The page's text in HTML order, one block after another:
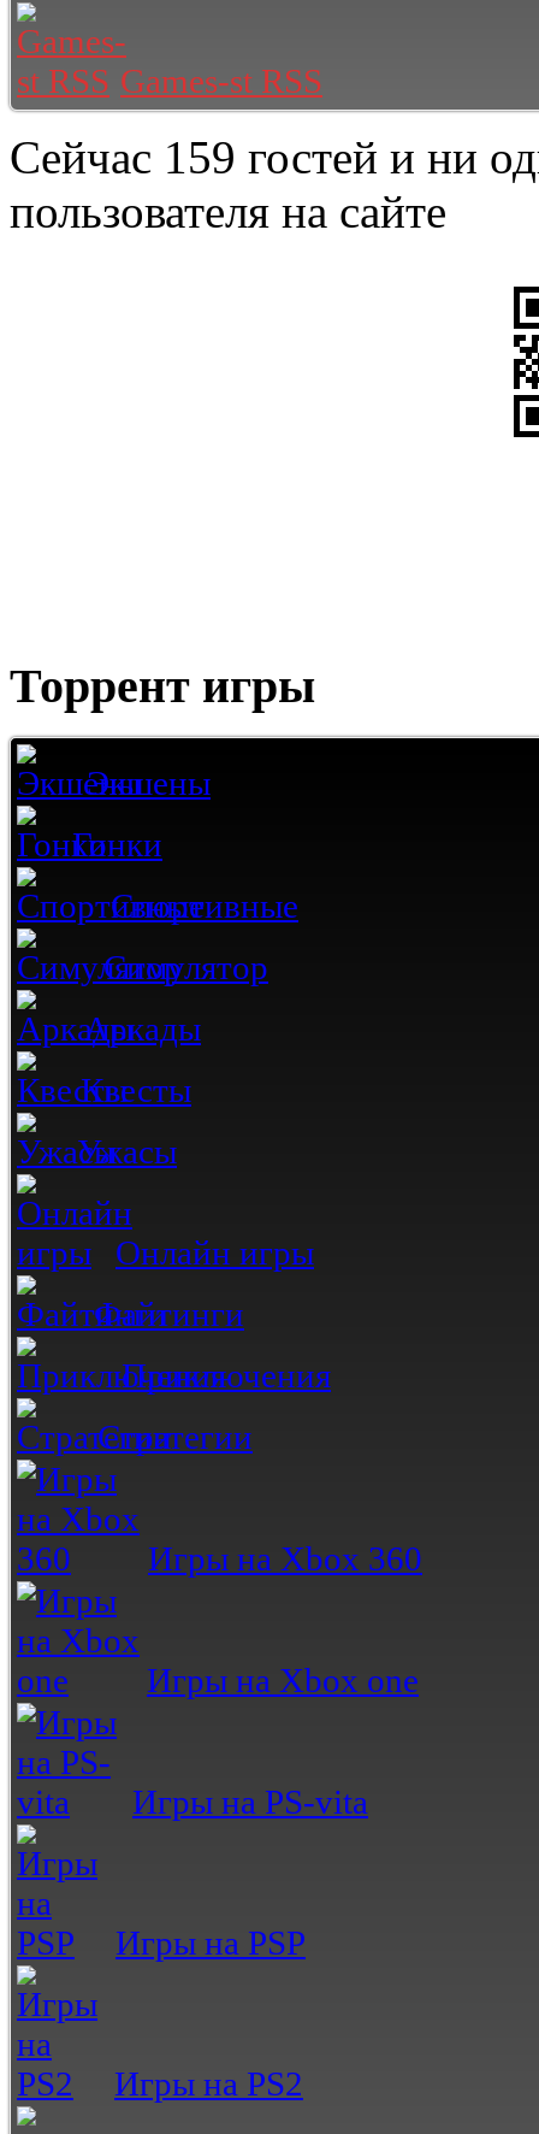
Games-st RSS
Сейчас 159 гостей и ни
пользователя на сайте
Торрент игры
Экшены
Гонки
Спортивные
Симулятор
Аркады
Квесты
Ужасы
Онлайн игры
Файтинги
Приключения
Стратегии
Игры на Xbox 360
Игры на Xbox one
Игры на PS-vita
Игры на PSP
Игры на PS2